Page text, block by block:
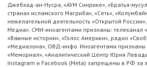
Джебхад-ан-Нусра, «АУМ Синрике», «Братья-
странах исламского Магриба», «Сеть»,
нежелательной деятельность «Открытой
Медиа». СМИ-иноагентами признаны: телеканал
«Важные истории», «Голос Америки», радио
«Медиазона», ОВД-инфо. Иноагентами признаны
«Мемориал», «Аналитический Центр Юрия
Instagram и Facebook (Metа) запрещены в РФ за